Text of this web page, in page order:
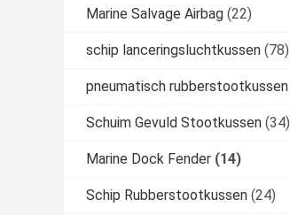
Marine Salvage Airbag (22)
schip lanceringsluchtkussen (78)
pneumatisch rubberstootkussen
Schuim Gevuld Stootkussen (34)
Marine Dock Fender (14)
Schip Rubberstootkussen (24)